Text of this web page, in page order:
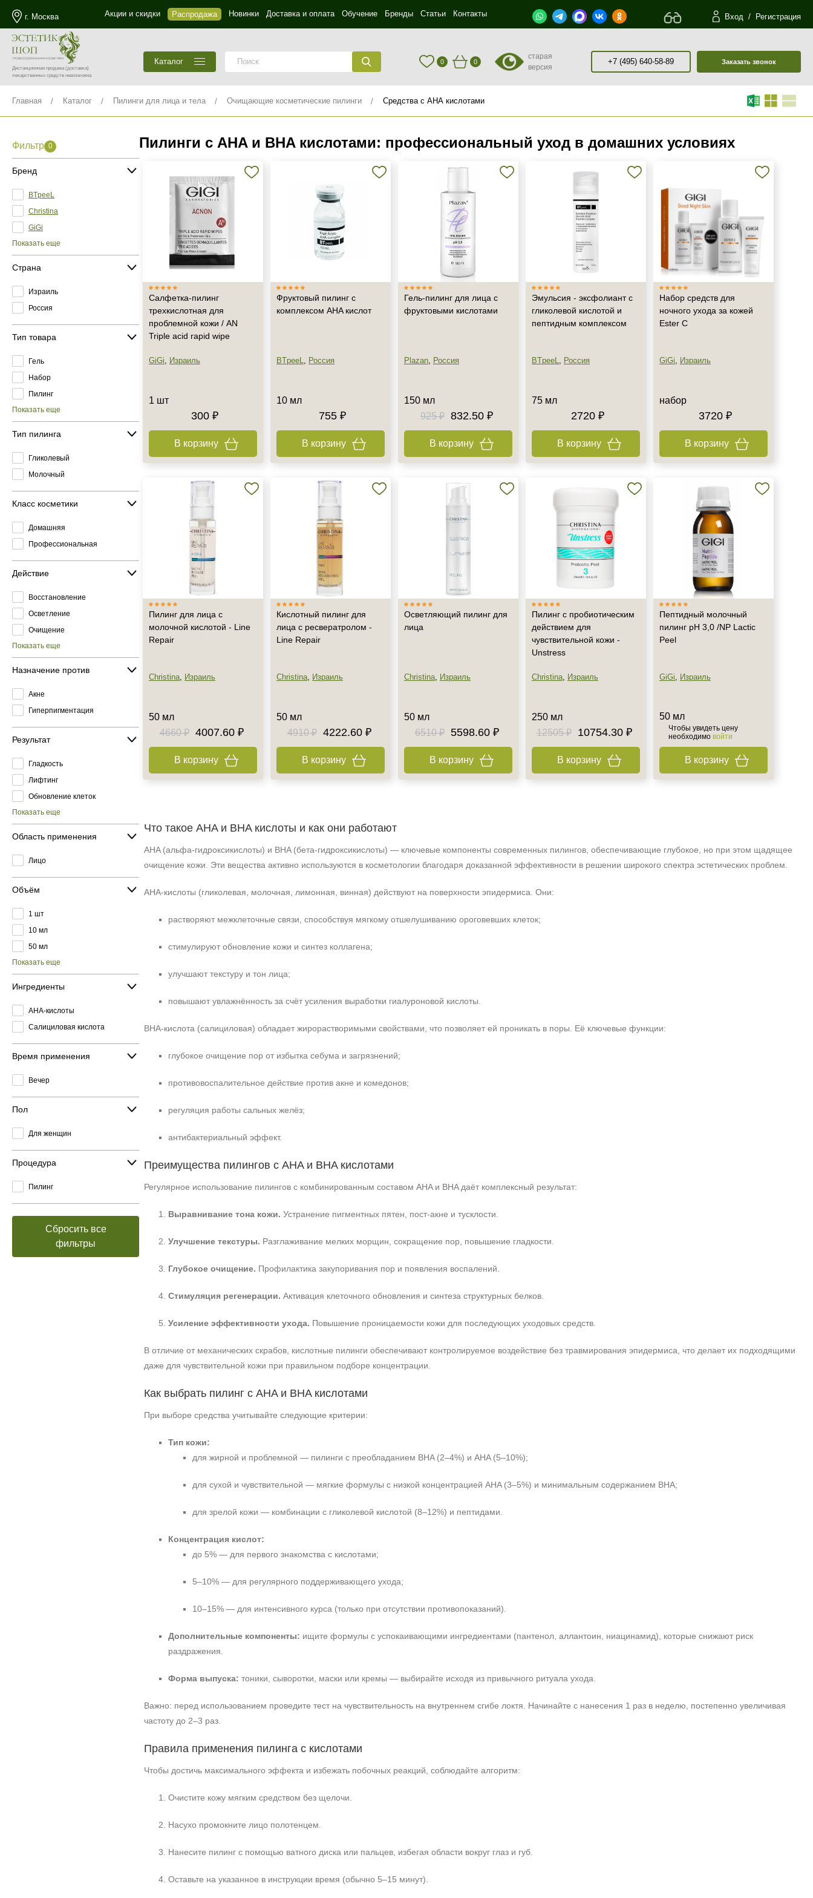
г. Москва Акции и скидки Распродажа Новинки Доставка и оплата Обучение Бренды Статьи Контакты Вход / Регистрация
Дистанционная продажа(доставка)
лекарственных средств невозможна
Каталог 0 0
старая
версия
+7 (495) 640-58-89 Заказать звонок
Главная Каталог Пилинги для лица и тела Очищающие косметические пилинги Средства с АНА кислотами
Фильтр 0
Бренд
BTpeeL
Christina
GiGi
Показать еще
Страна
Израиль
Россия
Тип товара
Гель
Набор
Пилинг
Показать еще
Тип пилинга
Гликолевый
Молочный
Класс косметики
Домашняя
Профессиональная
Действие
Восстановление
Осветление
Очищение
Показать еще
Назначение против
Акне
Гиперпигментация
Результат
Гладкость
Лифтинг
Обновление клеток
Показать еще
Область применения
Лицо
Объём
1 шт
10 мл
50 мл
Показать еще
Ингредиенты
AHA-кислоты
Салициловая кислота
Время применения
Вечер
Пол
Для женщин
Процедура
Пилинг
Сбросить все
фильтры
Пилинги с AHA и BHA кислотами: профессиональный уход в домашних условиях
Салфетка-пилинг
трехкислотная для
проблемной кожи / AN
Triple acid rapid wipe
GiGi, Израиль
1 шт
300 ₽
В корзину
Фруктовый пилинг с
комплексом AHA кислот
BTpeeL, Россия
10 мл
755 ₽
В корзину
Гель-пилинг для лица с
фруктовыми кислотами
Plazan, Россия
150 мл
925 ₽ 832.50 ₽
В корзину
Эмульсия - эксфолиант с
гликолевой кислотой и
пептидным комплексом
BTpeeL, Россия
75 мл
2720 ₽
В корзину
Набор средств для
ночного ухода за кожей
Ester C
GiGi, Израиль
набор
3720 ₽
В корзину
Пилинг для лица с
молочной кислотой - Line
Repair
Christina, Израиль
50 мл
4660 ₽
4007.60 ₽
В корзину
Кислотный пилинг для
лица с ресвератролом -
Line Repair
Christina, Израиль
50 мл
4910 ₽
4222.60 ₽
В корзину
Осветляющий пилинг для
лица
Christina, Израиль
50 мл
6510 ₽
5598.60 ₽
В корзину
Пилинг с пробиотическим
действием для
чувствительной кожи -
Unstress
Christina, Израиль
250 мл
12505 ₽
10754.30 ₽
В корзину
Пептидный молочный
пилинг рН 3,0 /NP Lactic
Peel
GiGi, Израиль
50 мл
Чтобы увидеть цену
необходимо войти
В корзину
Что такое AHA и BHA кислоты и как они работают
AHA (альфа-гидроксикислоты) и BHA (бета-гидроксикислоты) — ключевые компоненты современных пилингов, обеспечивающие глубокое, но при этом щадящее
очищение кожи. Эти вещества активно используются в косметологии благодаря доказанной эффективности в решении широкого спектра эстетических проблем.
AHA-кислоты (гликолевая, молочная, лимонная, винная) действуют на поверхности эпидермиса. Они:
растворяют межклеточные связи, способствуя мягкому отшелушиванию ороговевших клеток;
стимулируют обновление кожи и синтез коллагена;
улучшают текстуру и тон лица;
повышают увлажнённость за счёт усиления выработки гиалуроновой кислоты.
BHA-кислота (салициловая) обладает жирорастворимыми свойствами, что позволяет ей проникать в поры. Её ключевые функции:
глубокое очищение пор от избытка себума и загрязнений;
противовоспалительное действие против акне и комедонов;
регуляция работы сальных желёз;
антибактериальный эффект.
Преимущества пилингов с AHA и BHA кислотами
Регулярное использование пилингов с комбинированным составом AHA и BHA даёт комплексный результат:
Выравнивание тона кожи. Устранение пигментных пятен, пост-акне и тусклости.
Улучшение текстуры. Разглаживание мелких морщин, сокращение пор, повышение гладкости.
Глубокое очищение. Профилактика закупоривания пор и появления воспалений.
Стимуляция регенерации. Активация клеточного обновления и синтеза структурных белков.
Усиление эффективности ухода. Повышение проницаемости кожи для последующих уходовых средств.
В отличие от механических скрабов, кислотные пилинги обеспечивают контролируемое воздействие без травмирования эпидермиса, что делает их подходящими
даже для чувствительной кожи при правильном подборе концентрации.
Как выбрать пилинг с AHA и BHA кислотами
При выборе средства учитывайте следующие критерии:
Тип кожи:
для жирной и проблемной — пилинги с преобладанием BHA (2–4%) и AHA (5–10%);
для сухой и чувствительной — мягкие формулы с низкой концентрацией AHA (3–5%) и минимальным содержанием BHA;
для зрелой кожи — комбинации с гликолевой кислотой (8–12%) и пептидами.
Концентрация кислот:
до 5% — для первого знакомства с кислотами;
5–10% — для регулярного поддерживающего ухода;
10–15% — для интенсивного курса (только при отсутствии противопоказаний).
Дополнительные компоненты: ищите формулы с успокаивающими ингредиентами (пантенол, аллантоин, ниацинамид), которые снижают риск
раздражения.
Форма выпуска: тоники, сыворотки, маски или кремы — выбирайте исходя из привычного ритуала ухода.
Важно: перед использованием проведите тест на чувствительность на внутреннем сгибе локтя. Начинайте с нанесения 1 раз в неделю, постепенно увеличивая
частоту до 2–3 раз.
Правила применения пилинга с кислотами
Чтобы достичь максимального эффекта и избежать побочных реакций, соблюдайте алгоритм:
Очистите кожу мягким средством без щелочи.
Насухо промокните лицо полотенцем.
Нанесите пилинг с помощью ватного диска или пальцев, избегая области вокруг глаз и губ.
Оставьте на указанное в инструкции время (обычно 5–15 минут).